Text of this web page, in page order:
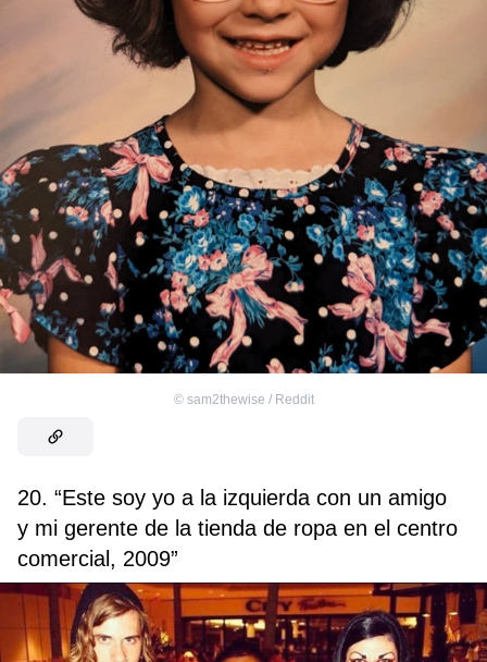
© sam2thewise / Reddit
20. “Este soy yo a la izquierda con un amigo
y mi gerente de la tienda de ropa en el centro
comercial, 2009”